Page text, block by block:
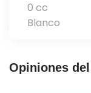
0 cc
Blanco
Opiniones